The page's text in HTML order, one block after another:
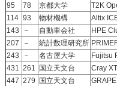
95
78 京都大学 T2K
114 93 物材機構 Altix
143
－ 自動車会社 HPE
207
－ 統計数理研究所
243
－ 名古屋大学 Fujitsu
431 261 国立天文台 Cray
447 279 国立天文台